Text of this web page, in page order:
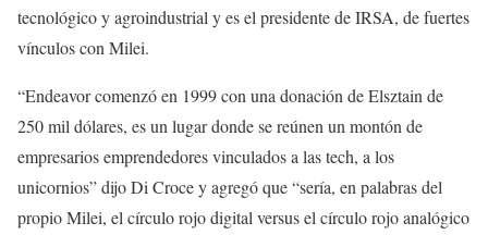
tecnológico y agroindustrial y es el presidente de IRSA, de fuertes
vínculos con Milei.
“Endeavor comenzó en 1999 con una donación de Elsztain de
250 mil dólares, es un lugar donde se reúnen un montón de
empresarios emprendedores vinculados a las tech, a los
unicornios” dijo Di Croce y agregó que “sería, en palabras del
propio Milei, el círculo rojo digital versus el círculo rojo analógico